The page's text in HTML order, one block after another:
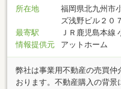
土交通大臣（01）第008409
所在地
福岡県北九州市
ズ浅野ビル２０
最寄駅
ＪＲ鹿児島本線
情報提供元
アットホーム
弊社は事業用不動産の売買仲
おります。不動産購入の背